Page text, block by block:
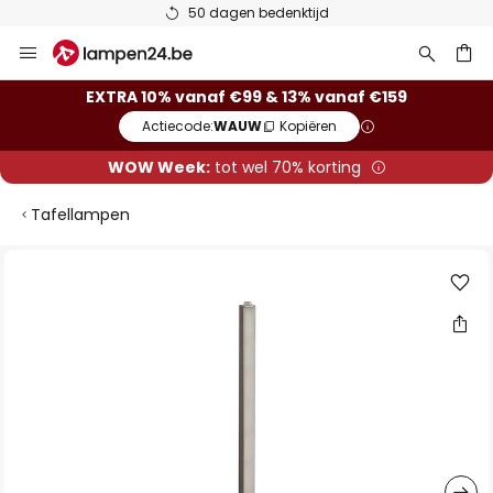
50 dagen bedenktijd
naar
EXTRA 10% vanaf €99 & 13% vanaf €159
Actiecode:WAUW Kopiëren
WOW Week:tot wel 70% korting
Tafellampen